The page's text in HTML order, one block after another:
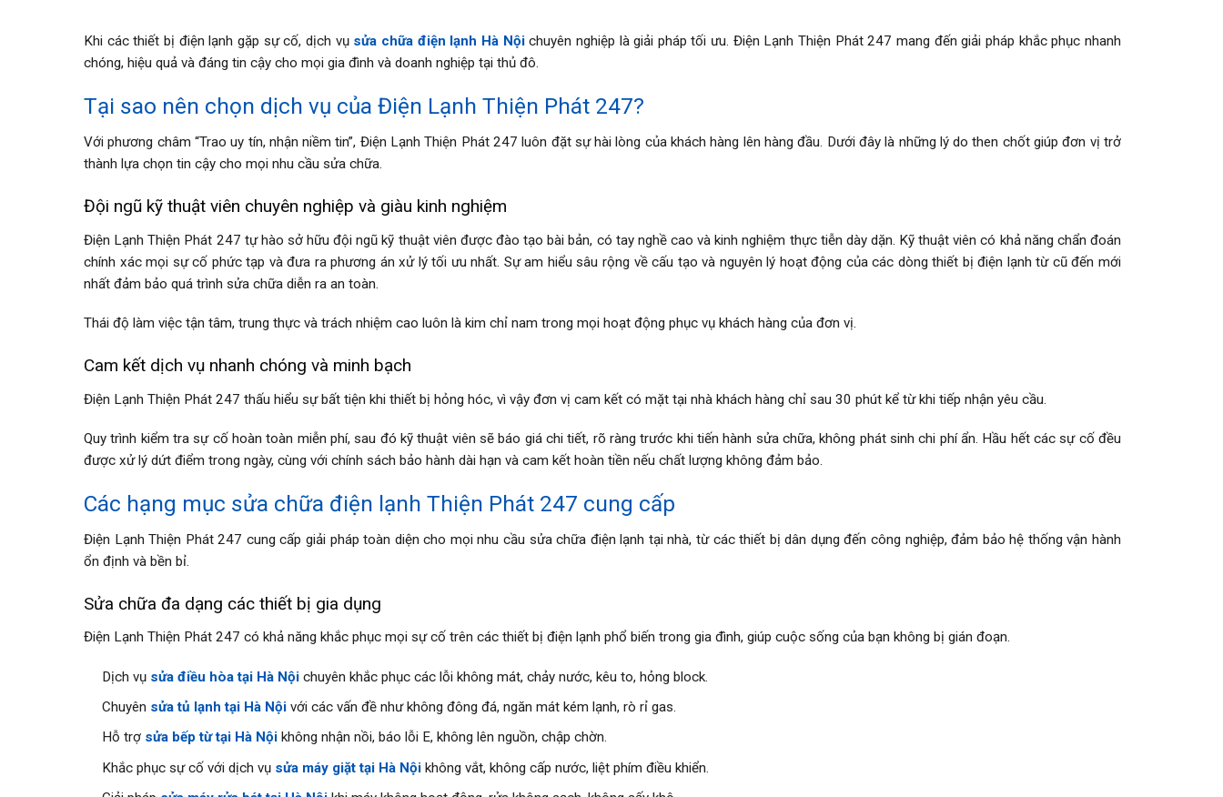
Khi các thiết bị điện lạnh gặp sự cố, dịch vụ sửa chữa điện lạnh Hà Nộichuyên nghiệp là giải pháp tối ưu. Điện Lạnh Thiện Phát 247 mang đến giải pháp khắc phục nhanh
chóng, hiệu quả và đáng tin cậy cho mọi gia đình và doanh nghiệp tại thủ đô.
Tại sao nên chọn dịch vụ của Điện Lạnh Thiện Phát 247?
Với phương châm “Trao uy tín, nhận niềm tin”, Điện Lạnh Thiện Phát 247 luôn đặt sự hài lòng của khách hàng lên hàng đầu. Dưới đây là những lý do then chốt giúp đơn vị trở
thành lựa chọn tin cậy cho mọi nhu cầu sửa chữa.
Đội ngũ kỹ thuật viên chuyên nghiệp và giàu kinh nghiệm
Điện Lạnh Thiện Phát 247 tự hào sở hữu đội ngũ kỹ thuật viên được đào tạo bài bản, có tay nghề cao và kinh nghiệm thực tiễn dày dặn. Kỹ thuật viên có khả năng chẩn đoán
chính xác mọi sự cố phức tạp và đưa ra phương án xử lý tối ưu nhất. Sự am hiểu sâu rộng về cấu tạo và nguyên lý hoạt động của các dòng thiết bị điện lạnh từ cũ đến mới
nhất đảm bảo quá trình sửa chữa diễn ra an toàn.
Thái độ làm việc tận tâm, trung thực và trách nhiệm cao luôn là kim chỉ nam trong mọi hoạt động phục vụ khách hàng của đơn vị.
Cam kết dịch vụ nhanh chóng và minh bạch
Điện Lạnh Thiện Phát 247 thấu hiểu sự bất tiện khi thiết bị hỏng hóc, vì vậy đơn vị cam kết có mặt tại nhà khách hàng chỉ sau 30 phút kể từ khi tiếp nhận yêu cầu.
Quy trình kiểm tra sự cố hoàn toàn miễn phí, sau đó kỹ thuật viên sẽ báo giá chi tiết, rõ ràng trước khi tiến hành sửa chữa, không phát sinh chi phí ẩn. Hầu hết các sự cố đều
được xử lý dứt điểm trong ngày, cùng với chính sách bảo hành dài hạn và cam kết hoàn tiền nếu chất lượng không đảm bảo.
Các hạng mục sửa chữa điện lạnh Thiện Phát 247 cung cấp
Điện Lạnh Thiện Phát 247 cung cấp giải pháp toàn diện cho mọi nhu cầu sửa chữa điện lạnh tại nhà, từ các thiết bị dân dụng đến công nghiệp, đảm bảo hệ thống vận hành
ổn định và bền bỉ.
Sửa chữa đa dạng các thiết bị gia dụng
Điện Lạnh Thiện Phát 247 có khả năng khắc phục mọi sự cố trên các thiết bị điện lạnh phổ biến trong gia đình, giúp cuộc sống của bạn không bị gián đoạn.
Dịch vụ sửa điều hòa tại Hà Nộichuyên khắc phục các lỗi không mát, chảy nước, kêu to, hỏng block.
Chuyên sửa tủ lạnh tại Hà Nộivới các vấn đề như không đông đá, ngăn mát kém lạnh, rò rỉ gas.
Hỗ trợ sửa bếp từ tại Hà Nộikhông nhận nồi, báo lỗi E, không lên nguồn, chập chờn.
Khắc phục sự cố với dịch vụ sửa máy giặt tại Hà Nộikhông vắt, không cấp nước, liệt phím điều khiển.